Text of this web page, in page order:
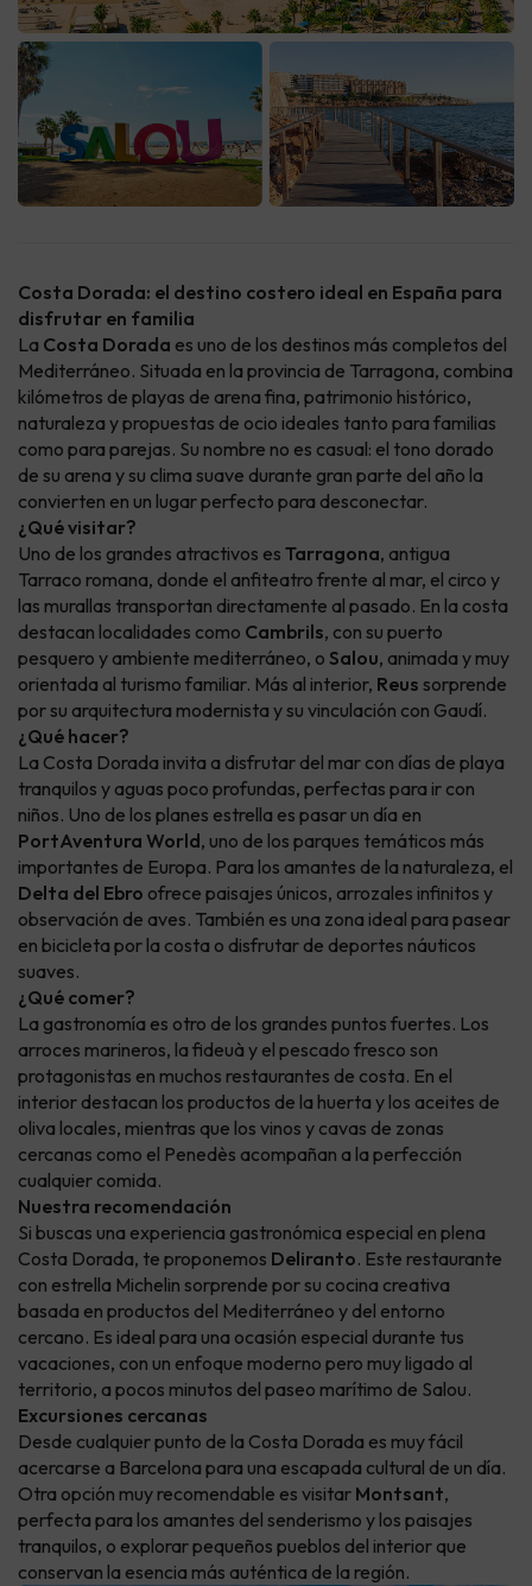
Costa Dorada: el destino costero ideal en España para
disfrutar en familia
La Costa Dorada es uno de los destinos más completos del
Mediterráneo. Situada en la provincia de Tarragona, combina
kilómetros de playas de arena fina, patrimonio histórico,
naturaleza y propuestas de ocio ideales tanto para familias
como para parejas. Su nombre no es casual: el tono dorado
de su arena y su clima suave durante gran parte del año la
convierten en un lugar perfecto para desconectar.
¿Qué visitar?
Uno de los grandes atractivos es Tarragona, antigua
Tarraco romana, donde el anfiteatro frente al mar, el circo y
las murallas transportan directamente al pasado. En la costa
destacan localidades como Cambrils, con su puerto
pesquero y ambiente mediterráneo, o Salou, animada y muy
orientada al turismo familiar. Más al interior, Reus sorprende
por su arquitectura modernista y su vinculación con Gaudí.
¿Qué hacer?
La Costa Dorada invita a disfrutar del mar con días de playa
tranquilos y aguas poco profundas, perfectas para ir con
niños. Uno de los planes estrella es pasar un día en
PortAventura World, uno de los parques temáticos más
importantes de Europa. Para los amantes de la naturaleza, el
Delta del Ebro ofrece paisajes únicos, arrozales infinitos y
observación de aves. También es una zona ideal para pasear
en bicicleta por la costa o disfrutar de deportes náuticos
suaves.
¿Qué comer?
La gastronomía es otro de los grandes puntos fuertes. Los
arroces marineros, la fideuà y el pescado fresco son
protagonistas en muchos restaurantes de costa. En el
interior destacan los productos de la huerta y los aceites de
oliva locales, mientras que los vinos y cavas de zonas
cercanas como el Penedès acompañan a la perfección
cualquier comida.
Nuestra recomendación
Si buscas una experiencia gastronómica especial en plena
Costa Dorada, te proponemos Deliranto. Este restaurante
con estrella Michelin sorprende por su cocina creativa
basada en productos del Mediterráneo y del entorno
cercano. Es ideal para una ocasión especial durante tus
vacaciones, con un enfoque moderno pero muy ligado al
territorio, a pocos minutos del paseo marítimo de Salou.
Excursiones cercanas
Desde cualquier punto de la Costa Dorada es muy fácil
acercarse a Barcelona para una escapada cultural de un día.
Otra opción muy recomendable es visitar Montsant,
perfecta para los amantes del senderismo y los paisajes
tranquilos, o explorar pequeños pueblos del interior que
conservan la esencia más auténtica de la región.